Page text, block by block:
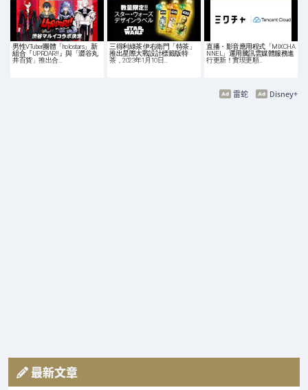
男性VTuber團體「holostars」新
組合『UPROAR!!』與「澀谷丸
井百貨」推出合…
三得利綠茶 伊右衛門「特茶」
推出星際大戰設計標籤版特
茶，2023年1月10日…
直播・影音應用程式「MIXCHA
NNEL」運用騰訊雲媒體服務進
行更新！實現更順…
Disney+
雷蛇
最新文章